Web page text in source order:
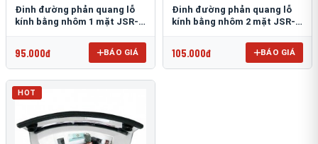
Đinh đường phản quang lỗ
kính bằng nhôm 1 mặt JSR-
95.000đ BÁO GIÁ
Đinh đường phản quang lỗ
kính bằng nhôm 2 mặt JSR-
105.000đ BÁO GIÁ
HOT